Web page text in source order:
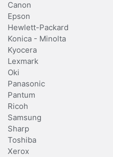
Canon
Epson
Hewlett-Packard
Konica - Minolta
Kyocera
Lexmark
Oki
Panasonic
Pantum
Ricoh
Samsung
Sharp
Toshiba
Xerox